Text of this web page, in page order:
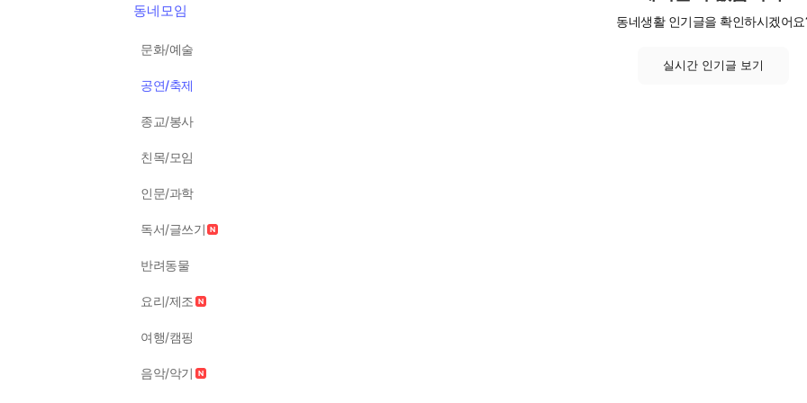
동네모임
문화/예술
공연/축제
종교/봉사
친목/모임
인문/과학
독서/글쓰기
반려동물
요리/제조
여행/캠핑
음악/악기
동네생활 인기글을 확인하시겠어요
실시간 인기글 보기